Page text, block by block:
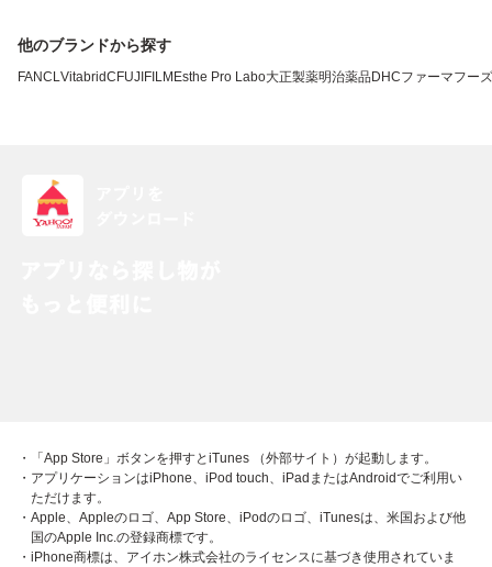
他のブランドから探す
FANCLVitabridC FUJIFILM Esthe Pro Labo大正製薬明治薬品DHCファーマフーズ
・「App Store」ボタンを押すとiTunes （外部サイト）が起動します。
・アプリケーションはiPhone、iPod touch、iPadまたはAndroidでご利用い
ただけます。
・Apple、Appleのロゴ、App Store、iPodのロゴ、iTunesは、米国および他
国のApple Inc.の登録商標です。
・iPhone商標は、アイホン株式会社のライセンスに基づき使用されていま